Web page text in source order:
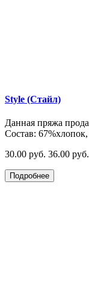
Style (Стайл)
Данная пряжа
Состав:
30.00 руб. 36.00 руб.
Подробнее